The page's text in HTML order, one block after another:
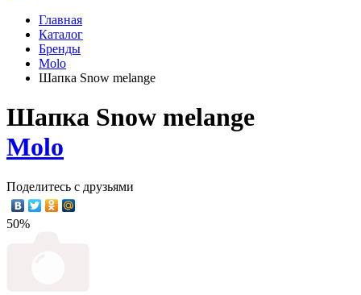
Главная
Каталог
Бренды
Molo
Шапка Snow melange
Шапка Snow melange
Molo
Поделитесь с друзьями
50%